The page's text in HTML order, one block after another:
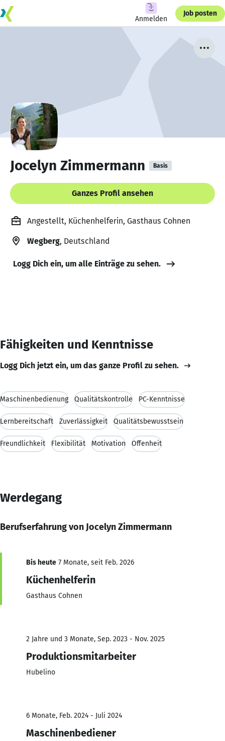
Anmelden
Job posten
Jocelyn Zimmermann Basis
Ganzes Profil ansehen
Angestellt, Küchenhelferin, Gasthaus Cohnen
Wegberg, Deutschland
Logg Dich ein, um alle Einträge zu sehen.
Fähigkeiten und Kenntnisse
Logg Dich jetzt ein, um das ganze Profil zu sehen.
Maschinenbedienung Qualitätskontrolle PC-Kenntnisse
Lernbereitschaft Zuverlässigkeit Qualitätsbewusstsein
Freundlichkeit Flexibilität Motivation Offenheit
Werdegang
Berufserfahrung von Jocelyn Zimmermann
Bis heute 7 Monate, seit Feb. 2026
Küchenhelferin
Gasthaus Cohnen
2 Jahre und 3 Monate, Sep. 2023 - Nov. 2025
Produktionsmitarbeiter
Hubelino
6 Monate, Feb. 2024 - Juli 2024
Maschinenbediener